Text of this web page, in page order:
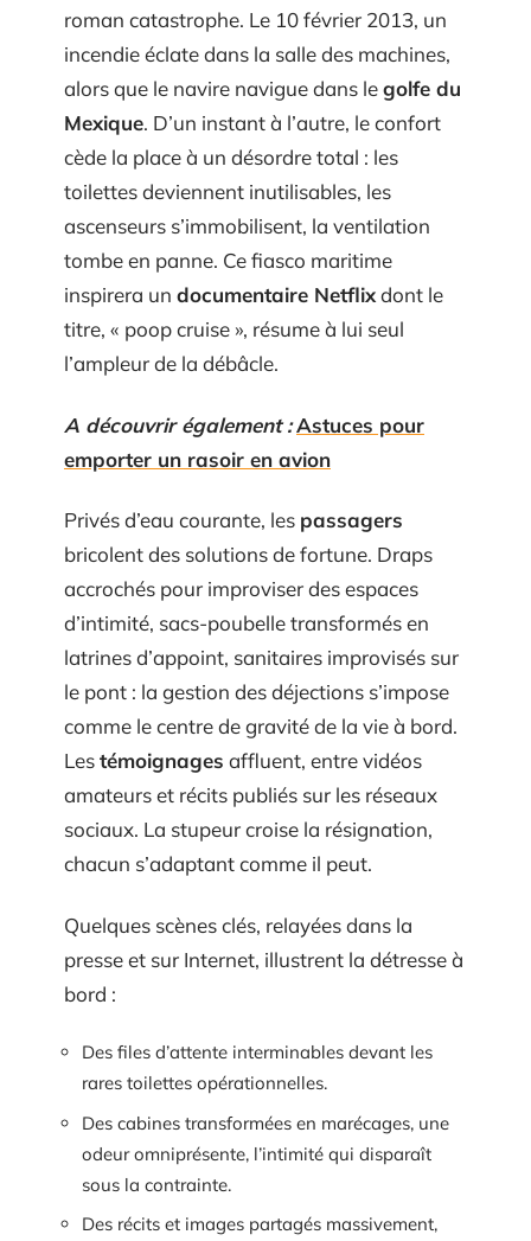
roman catastrophe. Le 10 février 2013, un
incendie éclate dans la salle des machines,
alors que le navire navigue dans legolfe du
Mexique. D’un instant à l’autre, le confort
cède la place à un désordre total : les
toilettes deviennent inutilisables, les
ascenseurs s’immobilisent, la ventilation
tombe en panne. Ce fiasco maritime
inspirera un documentaire Netflixdont le
titre, « poop cruise », résume à lui seul
l’ampleur de la débâcle.
A découvrir également :Astuces pour
emporter un rasoir en avion
Privés d’eau courante, les passagers
bricolent des solutions de fortune. Draps
accrochés pour improviser des espaces
d’intimité, sacs-poubelle transformés en
latrines d’appoint, sanitaires improvisés sur
le pont : la gestion des déjections s’impose
comme le centre de gravité de la vie à bord.
Lestémoignages affluent, entre vidéos
amateurs et récits publiés sur les réseaux
sociaux. La stupeur croise la résignation,
chacun s’adaptant comme il peut.
Quelques scènes clés, relayées dans la
presse et sur Internet, illustrent la détresse à
bord :
Des files d’attente interminables devant les
rares toilettes opérationnelles.
Des cabines transformées en marécages, une
odeur omniprésente, l’intimité qui disparaît
sous la contrainte.
Des récits et images partagés massivement,